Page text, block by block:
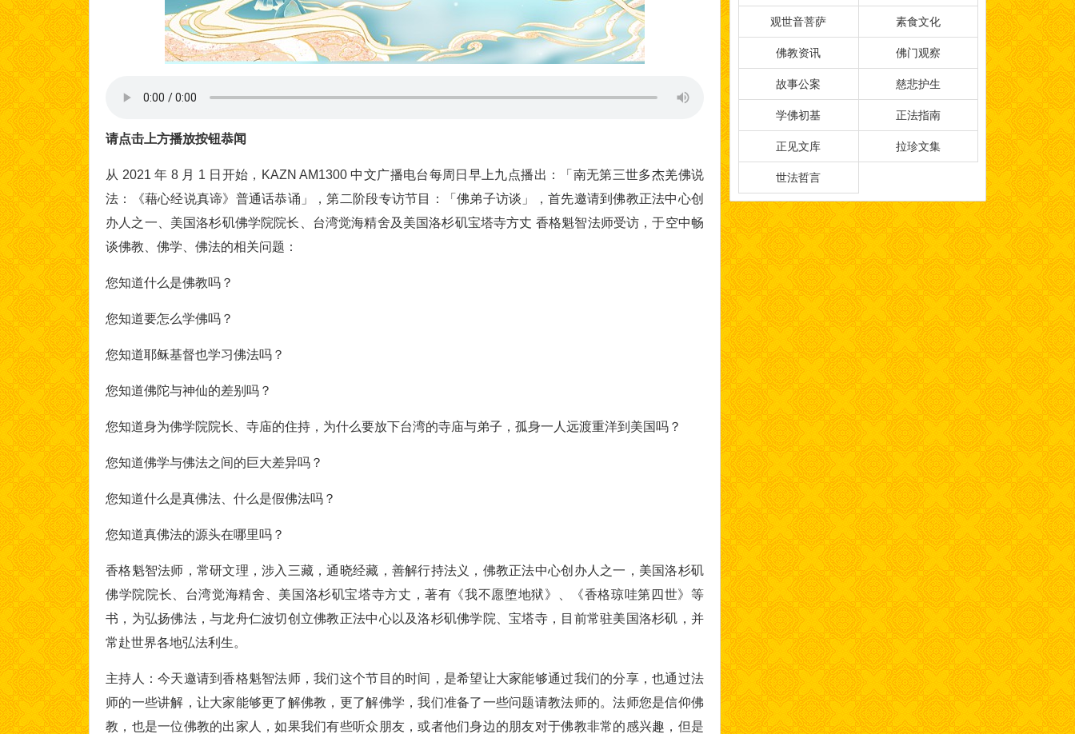
请点击上方播放按钮恭闻
从 2021 年 8 月 1 日开始，KAZN AM1300 中文广播电台每周日早上九点播出：「南无第三世多杰羌佛说
法：《藉心经说真谛》普通话恭诵」，第二阶段专访节目：「佛弟子访谈」，首先邀请到佛教正法中心创
办人之一、美国洛杉矶佛学院院长、台湾觉海精舍及美国洛杉矶宝塔寺方丈 香格魁智法师受访，于空中畅
谈佛教、佛学、佛法的相关问题：
您知道什么是佛教吗？
您知道要怎么学佛吗？
您知道耶稣基督也学习佛法吗？
您知道佛陀与神仙的差别吗？
您知道身为佛学院院长、寺庙的住持，为什么要放下台湾的寺庙与弟子，孤身一人远渡重洋到美国吗？
您知道佛学与佛法之间的巨大差异吗？
您知道什么是真佛法、什么是假佛法吗？
您知道真佛法的源头在哪里吗？
香格魁智法师，常研文理，涉入三藏，通晓经藏，善解行持法义，佛教正法中心创办人之一，美国洛杉矶
佛学院院长、台湾觉海精舍、美国洛杉矶宝塔寺方丈，著有《我不愿堕地狱》、《香格琼哇第四世》等
书，为弘扬佛法，与龙舟仁波切创立佛教正法中心以及洛杉矶佛学院、宝塔寺，目前常驻美国洛杉矶，并
常赴世界各地弘法利生。
主持人：今天邀请到香格魁智法师，我们这个节目的时间，是希望让大家能够通过我们的分享，也通过法
师的一些讲解，让大家能够更了解佛教，更了解佛学，我们准备了一些问题请教法师的。法师您是信仰佛
教，也是一位佛教的出家人，如果我们有些听众朋友，或者他们身边的朋友对于佛教非常的感兴趣，但是
观世音菩萨 素食文化
佛教资讯 佛门观察
故事公案 慈悲护生
学佛初基 正法指南
正见文库 拉珍文集
世法哲言